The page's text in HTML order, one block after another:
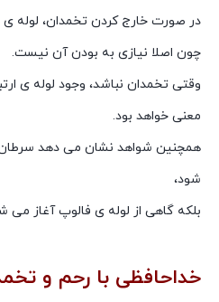
در صورت خارج کردن تخمدان، لوله
چون اصلا نیازی به بودن آن نیست.
وقتی تخمدان نباشد، وجود لوله ی
معنی خواهد بود.
همچنین شواهد نشان می دهد
شود،
بلکه گاهی از لوله ی فالوپ آغاز می
خداحافظی با رحم و